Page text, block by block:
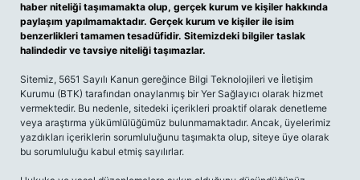
haber niteliği taşımamakta olup, gerçek kurum ve kişiler hakkında
paylaşım yapılmamaktadır. Gerçek kurum ve kişiler ile isim
benzerlikleri tamamen tesadüfidir. Sitemizdeki bilgiler taslak
halindedir ve tavsiye niteliği taşımazlar.
Sitemiz, 5651 Sayılı Kanun gereğince Bilgi Teknolojileri ve İletişim
Kurumu (BTK) tarafından onaylanmış bir Yer Sağlayıcı olarak hizmet
vermektedir. Bu nedenle, sitedeki içerikleri proaktif olarak denetleme
veya araştırma yükümlülüğümüz bulunmamaktadır. Ancak, üyelerimiz
yazdıkları içeriklerin sorumluluğunu taşımakta olup, siteye üye olarak
bu sorumluluğu kabul etmiş sayılırlar.